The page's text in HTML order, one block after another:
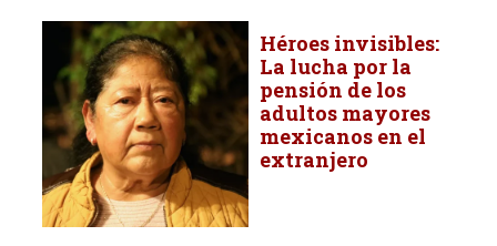
Héroes invisibles:
La lucha por la
pensión de los
adultos mayores
mexicanos en el
extranjero